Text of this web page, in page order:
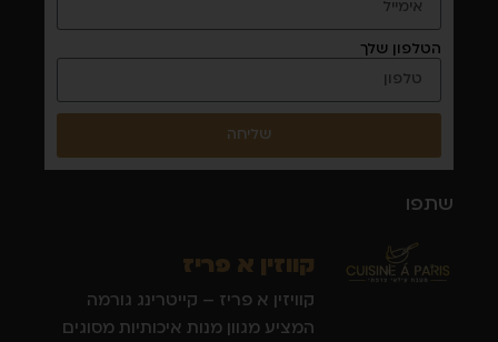
הטלפון שלך
שליחה
שתפו
קווזין א פריז
קוויזין א פריז – קייטרינג גורמה
המציע מגוון מנות איכותיות מסוגים